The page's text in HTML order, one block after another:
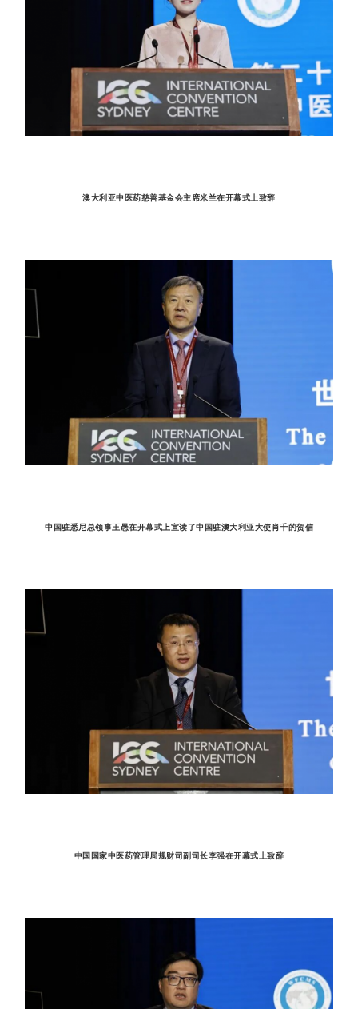
澳大利亚中医药慈善基金会主席米兰在开幕式上致辞
中国驻悉尼总领事王愚在开幕式上宣读了中国驻澳大利亚大使肖千的贺信
中国国家中医药管理局规财司副司长李强在开幕式上致辞